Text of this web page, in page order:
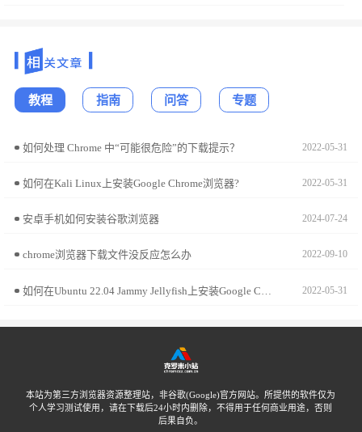
教程 指南 问答 专题
如何处理 Chrome 中“可能很危险”的下载提示？ 2022-05-31
如何在Kali Linux上安装Google Chrome浏览器? 2022-05-31
安卓手机如何安装谷歌浏览器 2024-07-24
chrome浏览器下载文件没反应怎么办 2022-09-10
2022-05-31
本站为第三方浏览器资源整理站，非谷歌(Google)官方网站。所提供的软件仅为
个人学习测试使用，请在下载后24小时内删除，不得用于任何商业用途，否则
后果自负。